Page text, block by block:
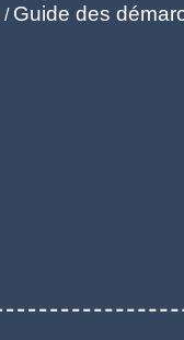
/ Guide des